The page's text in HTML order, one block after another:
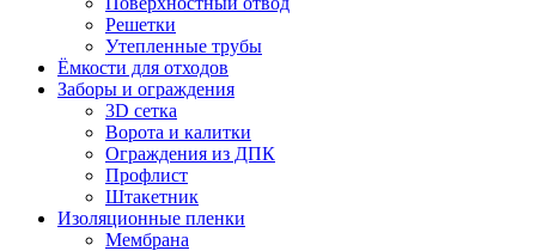
Решетки
Утепленные трубы
Ёмкости для отходов
Заборы и ограждения
3D сетка
Ворота и калитки
Ограждения из ДПК
Профлист
Штакетник
Изоляционные пленки
Мембрана